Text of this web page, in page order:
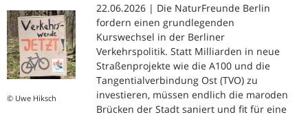
© Uwe Hiksch
22.06.2026 | Die NaturFreunde Berlin
fordern einen grundlegenden
Kurswechsel in der Berliner
Verkehrspolitik. Statt Milliarden in neue
Straßenprojekte wie die A100 und die
Tangentialverbindung Ost (TVO) zu
investieren, müssen endlich die maroden
Brücken der Stadt saniert und fit für eine